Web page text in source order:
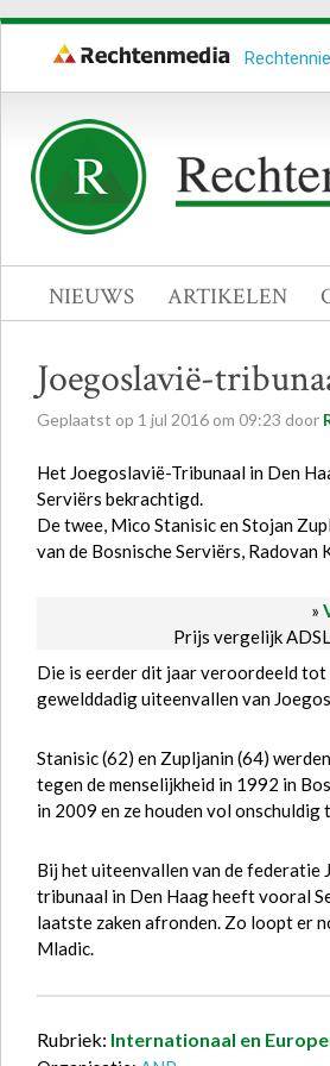
NIEUWS ARTIKELEN
Joegoslavië-
Geplaatst op 1 jul 2016 om 09:23 door
Het Joegoslavië-Tribunaal in Den
Serviërs bekrachtigd.
De twee, Mico Stanisic en Stojan
van de Bosnische Serviërs, Radovan
»
Prijs vergelijk
Die is eerder dit jaar veroordeeld tot
gewelddadig uiteenvallen van
Stanisic (62) en Zupljanin (64)
tegen de menselijkheid in 1992 in
in 2009 en ze houden vol onschuldig
Bij het uiteenvallen van de
tribunaal in Den Haag heeft vooral
laatste zaken afronden. Zo loopt er
Mladic.
Rubriek: Internationaal en